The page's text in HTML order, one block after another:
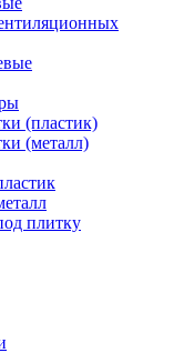
(пластик)
(металл)
плитку